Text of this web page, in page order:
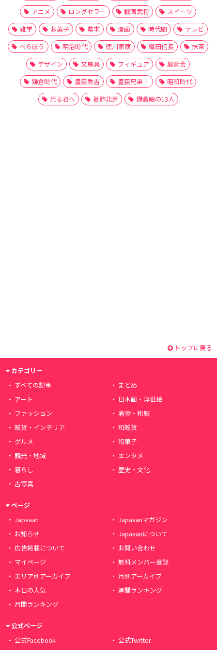
アニメ
ロングセラー 戦国武将
スイーツ
雑学
お菓子 幕末 漫画 時代劇
テレビ
べらぼう
明治時代 徳川家康 織田信長
抹茶
デザイン
文房具 フィギュア
展覧会
鎌倉時代
豊臣秀吉 豊臣兄弟！
昭和時代
光る君へ
葛飾北斎 鎌倉殿の13人
トップに戻る
カテゴリー
すべての記事
まとめ
アート
日本画・浮世絵
ファッション
着物・和服
雑貨・インテリア
和雑貨
グルメ
和菓子
観光・地域
エンタメ
暮らし
歴史・文化
古写真
ページ
Japaaan
Japaaanマガジン
お知らせ
Japaaanについて
広告掲載について
お問い合わせ
マイページ
無料メンバー登録
エリア別アーカイブ
月別アーカイブ
本日の人気
週間ランキング
月間ランキング
公式ページ
公式Facebook
公式Twitter